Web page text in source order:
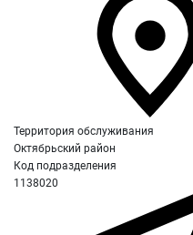
Территория обслуживания
Октябрьский район
Код подразделения
1138020